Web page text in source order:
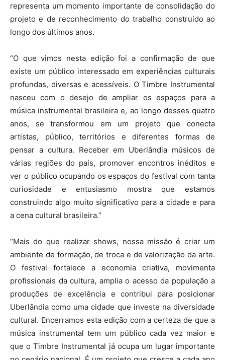
representa um momento importante de consolidação do
projeto e de reconhecimento do trabalho construído ao
longo dos últimos anos.
“O que vimos nesta edição foi a confirmação de que
existe um público interessado em experiências culturais
profundas, diversas e acessíveis. O Timbre Instrumental
nasceu com o desejo de ampliar os espaços para a
música instrumental brasileira e, ao longo desses quatro
anos, se transformou em um projeto que conecta
artistas, público, territórios e diferentes formas de
pensar a cultura. Receber em Uberlândia músicos de
várias regiões do país, promover encontros inéditos e
ver o público ocupando os espaços do festival com tanta
curiosidade e entusiasmo mostra que estamos
construindo algo muito significativo para a cidade e para
a cena cultural brasileira.”
“Mais do que realizar shows, nossa missão é criar um
ambiente de formação, de troca e de valorização da arte.
O festival fortalece a economia criativa, movimenta
profissionais da cultura, amplia o acesso da população a
produções de excelência e contribui para posicionar
Uberlândia como uma cidade que investe na diversidade
cultural. Encerramos esta edição com a certeza de que a
música instrumental tem um público cada vez maior e
que o Timbre Instrumental já ocupa um lugar importante